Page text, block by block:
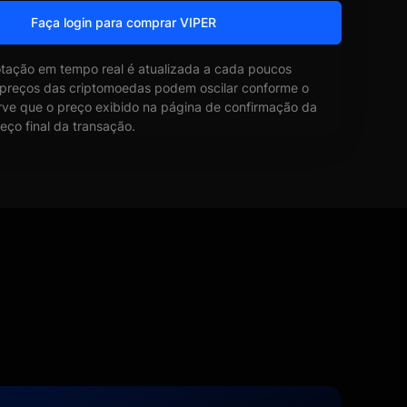
Faça login para comprar VIPER
em tempo real é atualizada a cada poucos
das criptomoedas podem oscilar conforme o
que o preço exibido na página de confirmação da
final da transação.